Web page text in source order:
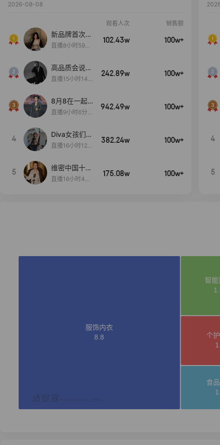
2026-08-08
观看人次 销售额
新品牌首次大
上新
直播8小时59分
102.43w 100w+
高品质会说
话….
直播15小时14
242.89w 100w+
8月8在一起
生日献礼盛典
直播9小时6分1
942.49w 100w+
4
Diva女孩们集
合啦~意大利
直播16小时12
382.24w 100w+
5
维密中国十周
年 与你如此
直播16小时48
175.08w 100w+
4
5